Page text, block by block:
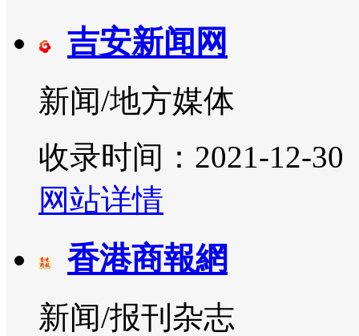
吉安新闻网
新闻/地方媒体
收录时间：2021-12-30
网站详情
香港商報網
新闻/报刊杂志